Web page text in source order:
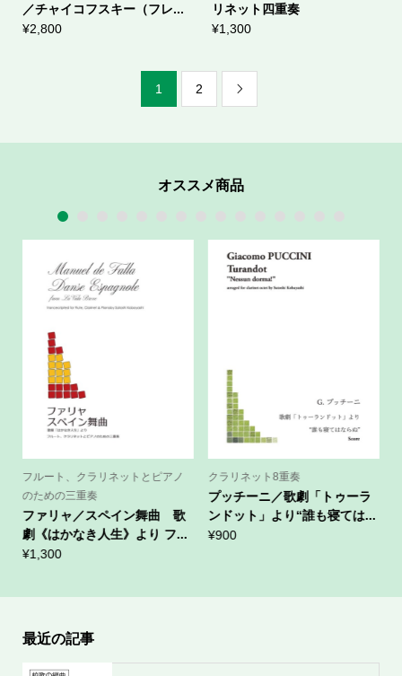
／チャイコフスキー（フレ...
¥2,800
リネット四重奏
¥1,300
1 2 
オススメ商品
フルート、クラリネットとピアノ
のための三重奏
ファリャ／スペイン舞曲 歌
劇《はかなき人生》より フ...
¥1,300
クラリネット8重奏
プッチーニ／歌劇「トゥーラ
ンドット」より“誰も寝ては...
¥900
1
最近の記事